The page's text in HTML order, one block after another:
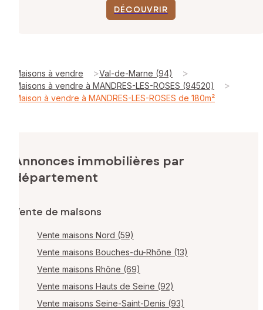
DÉCOUVRIR
Maisons à vendre >Val-de-Marne (94) >
Maisons à vendre à MANDRES-LES-ROSES (94520) >
Maison à vendre à MANDRES-LES-ROSES de 180m²
Annonces immobilières par
département
Vente de maisons
Vente maisons Nord (59)
Vente maisons Bouches-du-Rhône (13)
Vente maisons Rhône (69)
Vente maisons Hauts de Seine (92)
Vente maisons Seine-Saint-Denis (93)